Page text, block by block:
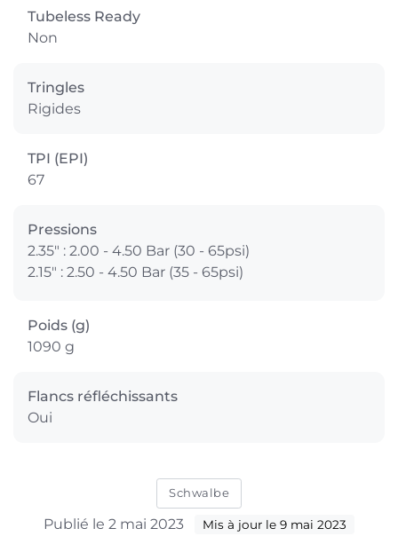
Tubeless Ready
Non
Tringles
Rigides
TPI (EPI)
67
Pressions
2.35" : 2.00 - 4.50 Bar (30 - 65psi)
2.15" : 2.50 - 4.50 Bar (35 - 65psi)
Poids (g)
1090 g
Flancs réfléchissants
Oui
Schwalbe
Publié le 2 mai 2023 Mis à jour le 9 mai 2023